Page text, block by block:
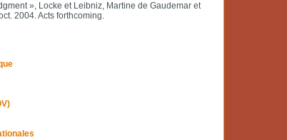
», Locke et Leibniz, Martine de Gaudemar et
2004. Acts forthcoming.